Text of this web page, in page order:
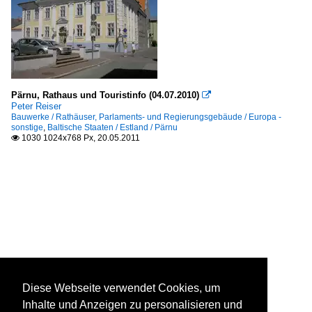
Pärnu, Rathaus und Touristinfo (04.07.2010) 
Peter Reiser
Bauwerke / Rathäuser, Parlaments- und Regierungsgebäude / Europa -
sonstige, Baltische Staaten / Estland / Pärnu
 1030 1024x768 Px, 20.05.2011
Diese Webseite verwendet Cookies, um
Inhalte und Anzeigen zu personalisieren und